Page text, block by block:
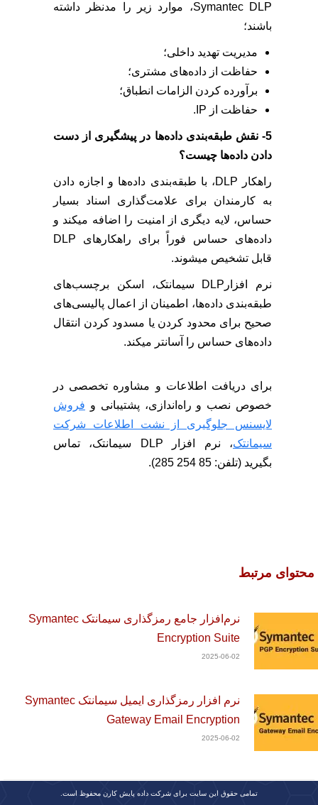
Symantec DLP، موارد زیر را مدنظر داشته
باشند؛
مدیریت تهدید داخلی؛
حفاظت از داده‌های مشتری؛
برآورده کردن الزامات انطباق؛
حفاظت از IP.
5- نقش طبقه‌بندی داده‌ها در پیشگیری از دست
دادن داده‌ها چیست؟
راهکار DLP، با طبقه‌بندی داده‌ها و اجازه دادن
به کارمندان برای علامت‌گذاری اسناد بسیار
حساس، لایه دیگری از امنیت را اضافه میکند و
داده‌های حساس فوراً برای راهکارهای DLP
قابل تشخیص میشوند.
نرم افزارDLP سیمانتک، اسکن برچسب‌های
طبقه‌بندی داده‌ها، اطمینان از اعمال پالیسی‌های
صحیح برای محدود کردن یا مسدود کردن انتقال
داده‌های حساس را آسانتر میکند.
برای دریافت اطلاعات و مشاوره تخصصی در
خصوص نصب و راه‌اندازی، پشتیبانی و فروش
لایسنس جلوگیری از نشت اطلاعات شرکت
سیمانتک
، نرم افزار DLP سیمانتک، تماس
بگیرید (تلفن: 85 254 285).
محتوای مرتبط
نرم‌افزار جامع رمزگذاری سیمانتک Symantec
Encryption Suite
2025-06-02
نرم افزار رمزگذاری ایمیل سیمانتک Symantec
Gateway Email Encryption
2025-06-02
تمامی حقوق این سایت برای شرکت داده پایش کارن محفوظ است.